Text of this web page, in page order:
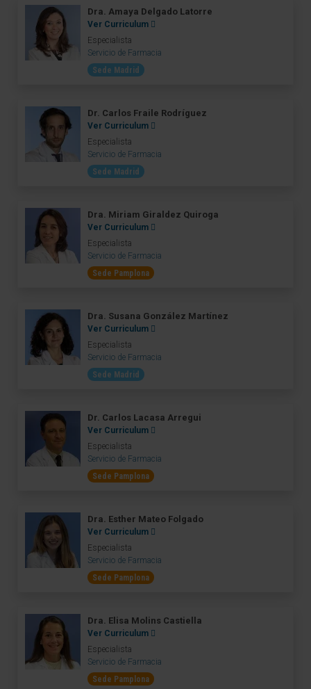
Dra. Amaya Delgado Latorre
Ver Curriculum
Especialista
Servicio de Farmacia
Sede Madrid
Dr. Carlos Fraile Rodríguez
Ver Curriculum
Especialista
Servicio de Farmacia
Sede Madrid
Dra. Miriam Giraldez Quiroga
Ver Curriculum
Especialista
Servicio de Farmacia
Sede Pamplona
Dra. Susana González Martínez
Ver Curriculum
Especialista
Servicio de Farmacia
Sede Madrid
Dr. Carlos Lacasa Arregui
Ver Curriculum
Especialista
Servicio de Farmacia
Sede Pamplona
Dra. Esther Mateo Folgado
Ver Curriculum
Especialista
Servicio de Farmacia
Sede Pamplona
Dra. Elisa Molins Castiella
Ver Curriculum
Especialista
Servicio de Farmacia
Sede Pamplona